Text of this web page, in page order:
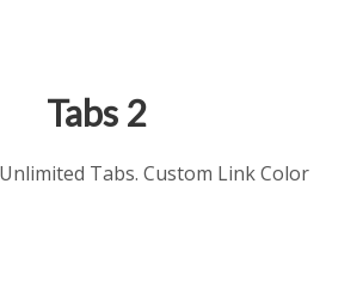
Tabs 2
Tabs. Custom Link Color